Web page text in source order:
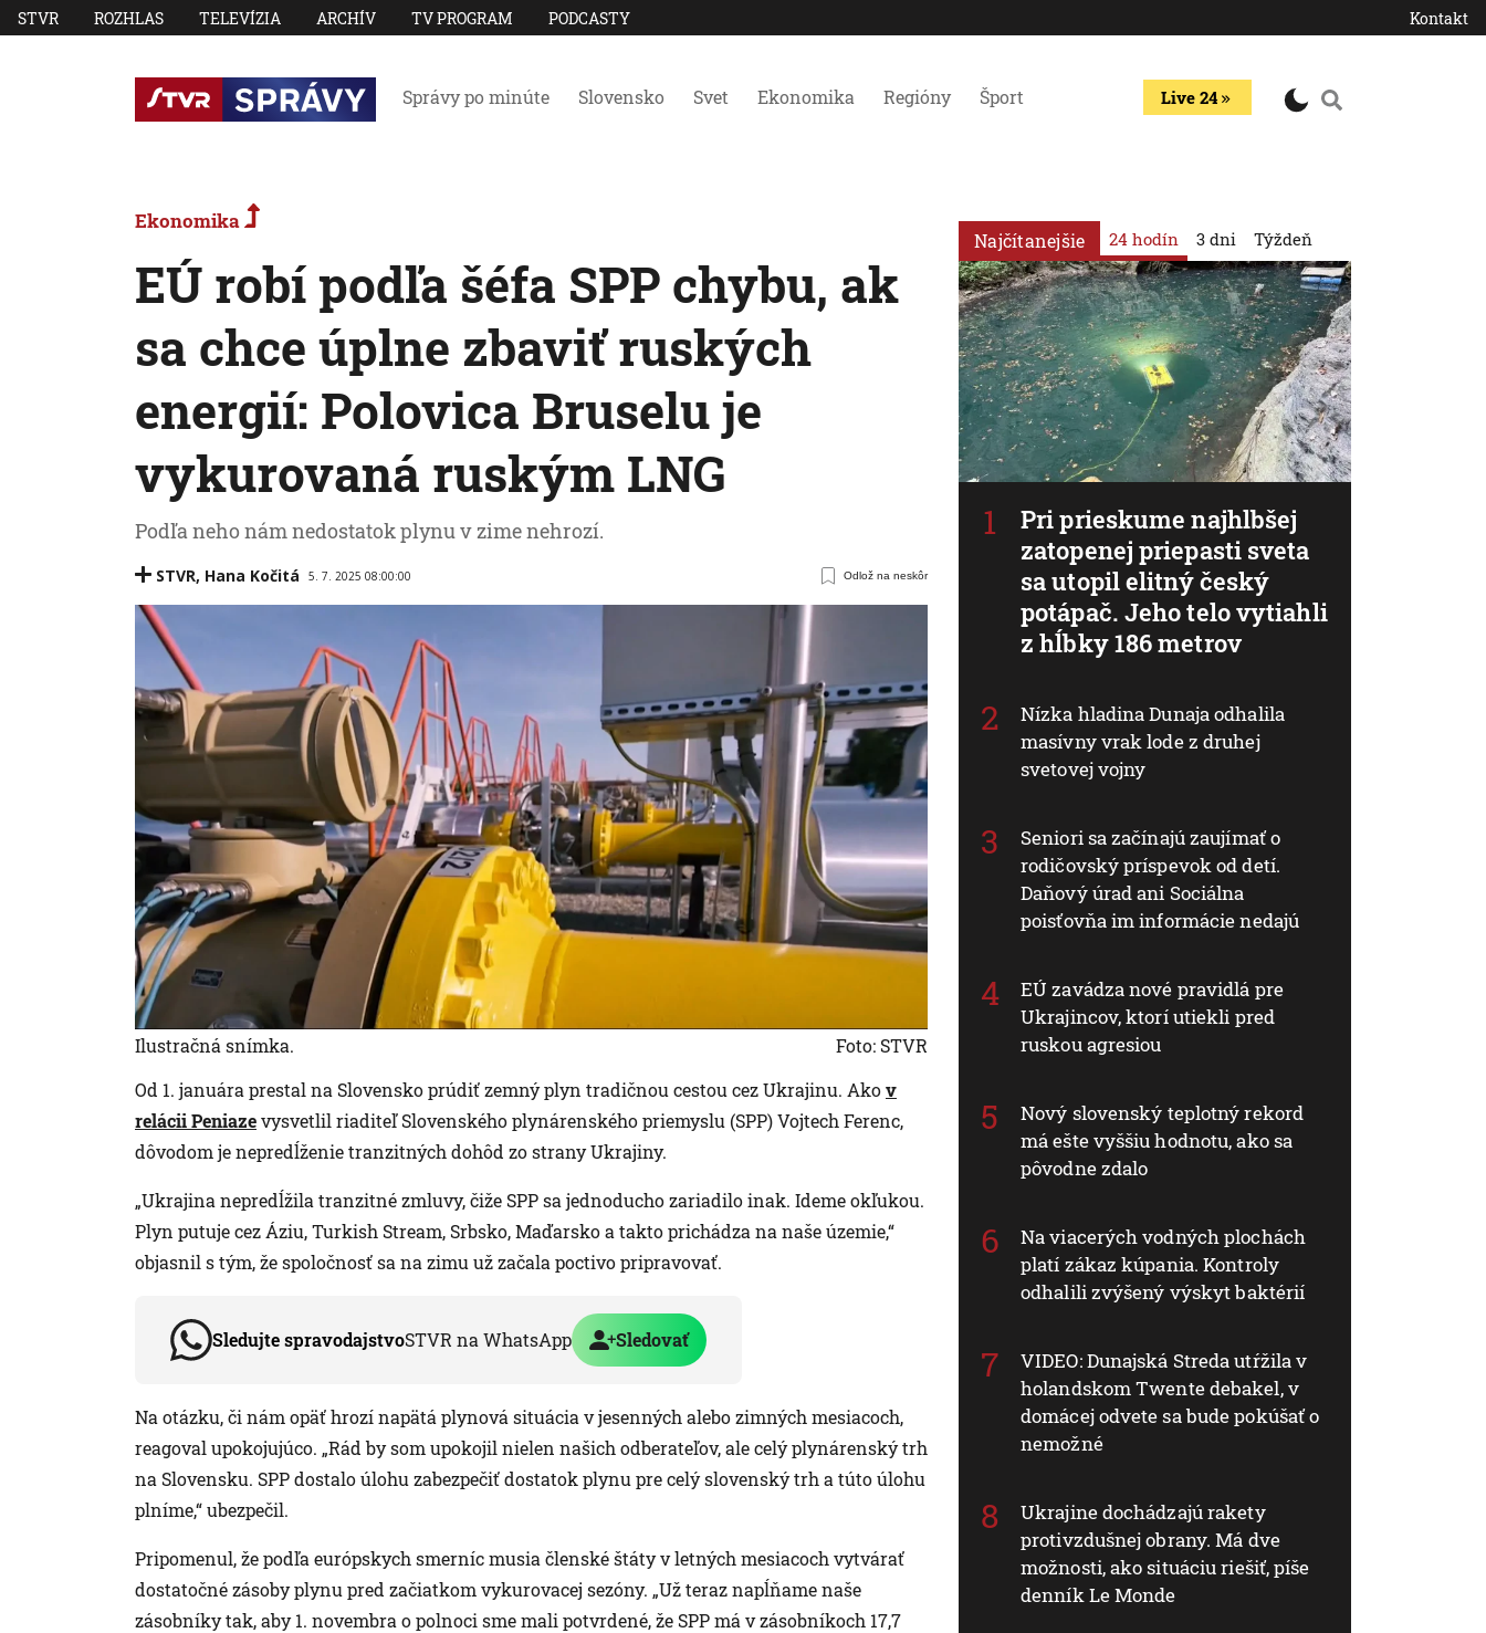
STVR ROZHLAS TELEVÍZIA ARCHÍV TV PROGRAM PODCASTY Kontakt
Správy po minúte Slovensko Svet Ekonomika Regióny Šport Live 24
Ekonomika
EÚ robí podľa šéfa SPP chybu, ak
sa chce úplne zbaviť ruských
energií: Polovica Bruselu je
vykurovaná ruským LNG
Podľa neho nám nedostatok plynu v zime nehrozí.
STVR, Hana Kočitá 5. 7. 2025 08:00:00 Odlož na neskôr
Ilustračná snímka.
Foto: STVR
Od 1. januára prestal na Slovensko prúdiť zemný plyn tradičnou cestou cez Ukrajinu. Akov
relácii Peniazevysvetlil riaditeľ Slovenského plynárenského priemyslu (SPP) Vojtech Ferenc,
dôvodom je nepredĺženie tranzitných dohôd zo strany Ukrajiny.
„Ukrajina nepredĺžila tranzitné zmluvy, čiže SPP sa jednoducho zariadilo inak. Ideme okľukou.
Plyn putuje cez Áziu, Turkish Stream, Srbsko, Maďarsko a takto prichádza na naše územie,“
objasnil s tým, že spoločnosť sa na zimu už začala poctivo pripravovať.
Sledujte spravodajstvoSTVR na WhatsApp Sledovať
Na otázku, či nám opäť hrozí napätá plynová situácia v jesenných alebo zimných mesiacoch,
reagoval upokojujúco. „Rád by som upokojil nielen našich odberateľov, ale celý plynárenský trh
na Slovensku. SPP dostalo úlohu zabezpečiť dostatok plynu pre celý slovenský trh a túto úlohu
plníme,“ ubezpečil.
Pripomenul, že podľa európskych smerníc musia členské štáty v letných mesiacoch vytvárať
dostatočné zásoby plynu pred začiatkom vykurovacej sezóny. „Už teraz napĺňame naše
zásobníky tak, aby 1. novembra o polnoci sme mali potvrdené, že SPP má v zásobníkoch 17,7
Najčítanejšie 24 hodín
Pri prieskume najhlbšej
zatopenej priepasti sveta
sa utopil elitný český
potápač. Jeho telo vytiahli
z hĺbky 186 metrov
Nízka hladina Dunaja odhalila
masívny vrak lode z druhej
svetovej vojny
Seniori sa začínajú zaujímať o
rodičovský príspevok od detí.
Daňový úrad ani Sociálna
poisťovňa im informácie nedajú
EÚ zavádza nové pravidlá pre
Ukrajincov, ktorí utiekli pred
ruskou agresiou
Nový slovenský teplotný rekord
má ešte vyššiu hodnotu, ako sa
pôvodne zdalo
Na viacerých vodných plochách
platí zákaz kúpania. Kontroly
odhalili zvýšený výskyt baktérií
VIDEO: Dunajská Streda utŕžila v
holandskom Twente debakel, v
domácej odvete sa bude pokúšať o
nemožné
Ukrajine dochádzajú rakety
protivzdušnej obrany. Má dve
možnosti, ako situáciu riešiť, píše
denník Le Monde
3 dni Týždeň